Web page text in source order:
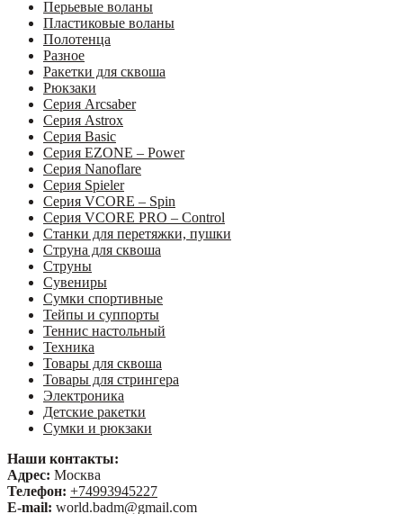
Перьевые воланы
Пластиковые воланы
Полотенца
Разное
Ракетки для сквоша
Рюкзаки
Серия Arcsaber
Серия Astrox
Серия Basic
Серия EZONE – Power
Серия Nanoflare
Серия Spieler
Серия VCORE – Spin
Серия VCORE PRO – Control
Станки для перетяжки, пушки
Струна для сквоша
Струны
Сувениры
Сумки спортивные
Тейпы и суппорты
Теннис настольный
Техника
Товары для сквоша
Товары для стрингера
Электроника
Детские ракетки
Сумки и рюкзаки
Наши контакты:
Адрес: Москва
Телефон: +74993945227
E-mail: world.badm@gmail.com